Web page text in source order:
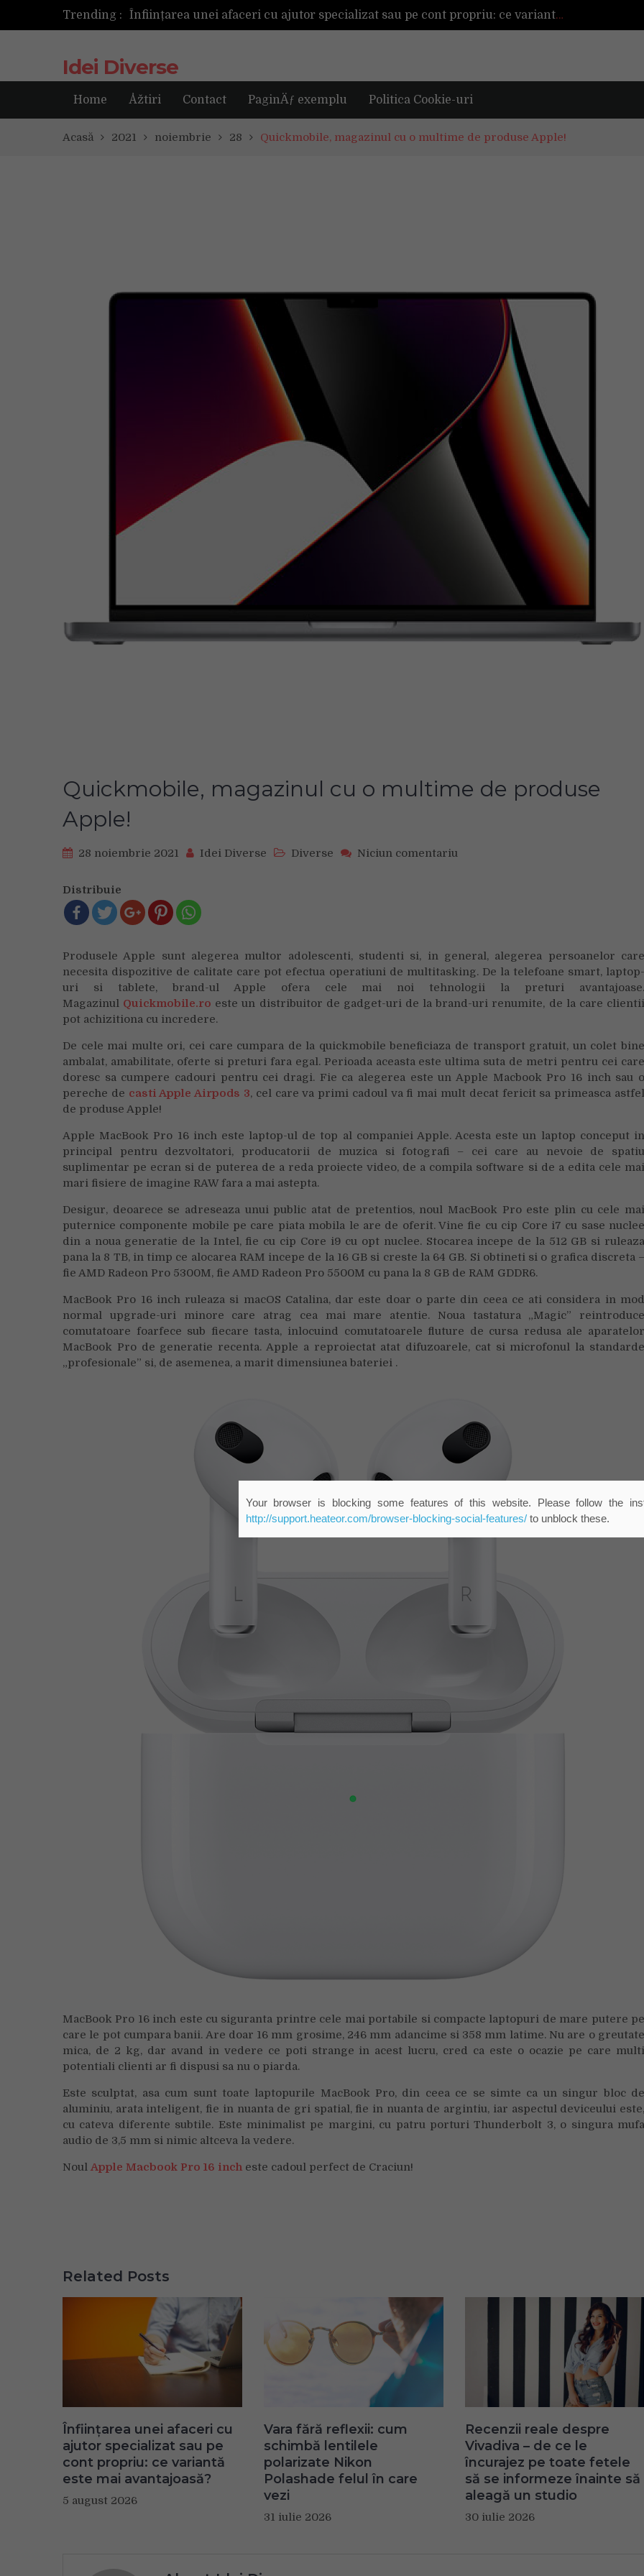
Trending :
Înființarea unei afaceri cu ajutor specializat sau pe cont propriu: ce variantă este mai avantajoasă?
De ce reapar mirosurile din canapea după curățare? Ce se întâmplă, de fapt, în tapițerie
Tot ce trebuie sa stii inainte de Summer Well 2026. Ghidul complet pentru editia aniversara de 15 ani
Idei Diverse
Home Åžtiri Contact PaginÄƒ exemplu Politica Cookie-uri
Acasă 2021 noiembrie 28 Quickmobile, magazinul cu o multime de produse Apple!
Quickmobile, magazinul cu o multime de produse
Apple!
28 noiembrie 2021 Idei Diverse Diverse Niciun comentariu
produse
Apple!
Distribuie
Produsele Apple sunt alegerea multor adolescenti, studenti si, in general, alegerea persoanelor care
necesita dispozitive de calitate care pot efectua operatiuni de multitasking. De la telefoane smart, laptop-
uri si tablete, brand-ul Apple ofera cele mai noi tehnologii la preturi avantajoase.
Magazinul Quickmobile.ro este un distribuitor de gadget-uri de la brand-uri renumite, de la care clientii
pot achizitiona cu incredere.
De cele mai multe ori, cei care cumpara de la quickmobile beneficiaza de transport gratuit, un colet bine
ambalat, amabilitate, oferte si preturi fara egal. Perioada aceasta este ultima suta de metri pentru cei care
doresc sa cumpere cadouri pentru cei dragi. Fie ca alegerea este un Apple Macbook Pro 16 inch sau o
pereche de casti Apple Airpods 3, cel care va primi cadoul va fi mai mult decat fericit sa primeasca astfel
de produse Apple!
Apple MacBook Pro 16 inch este laptop-ul de top al companiei Apple. Acesta este un laptop conceput in
principal pentru dezvoltatori, producatorii de muzica si fotografi – cei care au nevoie de spatiu
suplimentar pe ecran si de puterea de a reda proiecte video, de a compila software si de a edita cele mai
mari fisiere de imagine RAW fara a mai astepta.
Desigur, deoarece se adreseaza unui public atat de pretentios, noul MacBook Pro este plin cu cele mai
puternice componente mobile pe care piata mobila le are de oferit. Vine fie cu cip Core i7 cu sase nuclee
din a noua generatie de la Intel, fie cu cip Core i9 cu opt nuclee. Stocarea incepe de la 512 GB si ruleaza
pana la 8 TB, in timp ce alocarea RAM incepe de la 16 GB si creste la 64 GB. Si obtineti si o grafica discreta –
fie AMD Radeon Pro 5300M, fie AMD Radeon Pro 5500M cu pana la 8 GB de RAM GDDR6.
MacBook Pro 16 inch ruleaza si macOS Catalina, dar este doar o parte din ceea ce ati considera in mod
normal upgrade-uri minore care atrag cea mai mare atentie. Noua tastatura „Magic” reintroduce
comutatoare foarfece sub fiecare tasta, inlocuind comutatoarele fluture de cursa redusa ale aparatelor
MacBook Pro de generatie recenta. Apple a reproiectat atat difuzoarele, cat si microfonul la standarde
„profesionale” si, de asemenea, a marit dimensiunea bateriei .
MacBook Pro 16 inch este cu siguranta printre cele mai portabile si compacte laptopuri de mare putere pe
care le pot cumpara banii. Are doar 16 mm grosime, 246 mm adancime si 358 mm latime. Nu are o greutate
mica, de 2 kg, dar avand in vedere ce poti strange in acest lucru, cred ca este o ocazie pe care multi
potentiali clienti ar fi dispusi sa nu o piarda.
Este sculptat, asa cum sunt toate laptopurile MacBook Pro, din ceea ce se simte ca un singur bloc de
aluminiu, arata inteligent, fie in nuanta de gri spatial, fie in nuanta de argintiu, iar aspectul deviceului este,
cu cateva diferente subtile. Este minimalist pe margini, cu patru porturi Thunderbolt 3, o singura mufa
audio de 3,5 mm si nimic altceva la vedere.
Noul Apple Macbook Pro 16 inch este cadoul perfect de Craciun!
Related Posts
Înființarea unei afaceri cu
ajutor specializat sau pe
cont propriu: ce variantă
este mai avantajoasă?
5 august 2026
Vara fără reflexii: cum
schimbă lentilele
polarizate Nikon
Polashade felul în care
vezi
31 iulie 2026
Recenzii reale despre
Vivadiva – de ce le
încurajez pe toate fetele
să se informeze înainte să
aleagă un studio
30 iulie 2026
Your browser is blocking some features of this website. Please follow the
http://support.heateor.com/browser-blocking-social-features/to unblock these.